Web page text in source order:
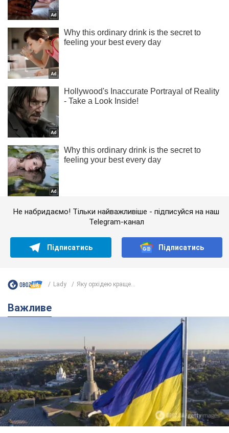
Не набридаємо! Тільки найважливіше - підписуйся на наш
Telegram-канал
Підписатись Підписатись
Lady Яку орхідею краще...
Важливе